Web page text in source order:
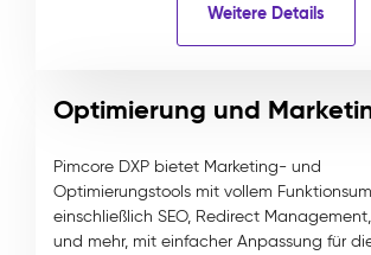
Weitere Details
Optimierung und
Pimcore DXP bietet Marketing- und
Optimierungstools mit vollem
einschließlich SEO, Redirect
und mehr, mit einfacher Anpassung für